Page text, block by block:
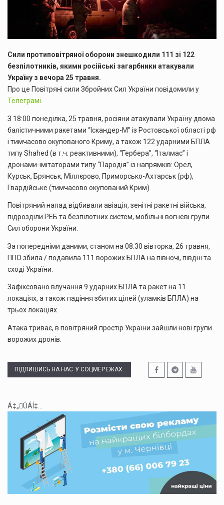
Сили протиповітряної оборони знешкодили 111 зі 122
безпілотників, якими російські загарбники атакували
Україну з вечора 25 травня.
Про це Повітряні сили Збройних Сил України повідомили у
Телеграмі.
З 18:00 понеділка, 25 травня, росіяни атакували Україну двома
балістичними ракетами “Іскандер-М” із Ростовської області рф
і тимчасово окупованого Криму, а також 122 ударними БПЛА
типу Shahed (в т.ч. реактивними), “Гербера”, “Італмас” і
дронами-імітаторами типу “Пародія” із напрямків: Орел,
Курськ, Брянськ, Міллєрово, Приморсько-Ахтарськ (рф),
Гвардійське (тимчасово окупований Крим).
Повітряний напад відбивали авіація, зенітні ракетні війська,
підрозділи РЕБ та безпілотних систем, мобільні вогневі групи
Сил оборони України.
За попередніми даними, станом на 08:30 вівторка, 26 травня,
ППО збила / подавила 111 ворожих БПЛА на півночі, півдні та
сході України.
Зафіксовано влучання 9 ударних БПЛА та ракет на 11
локаціях, а також падіння збитих цілей (уламків БПЛА) на
трьох локаціях.
Атака триває, в повітряний простір України зайшли нові групи
ворожих дронів.
ПІДПИШИСЬ НА НАС У СОЦМЕРЕЖАХ:
Á‡„ÛÁÍ‡...